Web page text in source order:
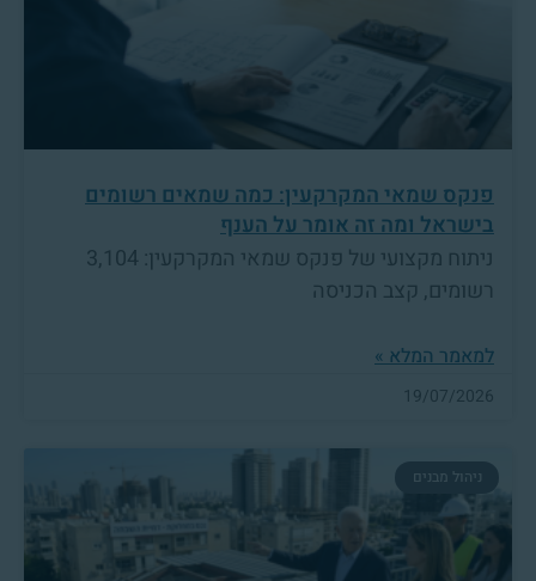
פנקס שמאי המקרקעין: כמה שמאים רשומים
בישראל ומה זה אומר על הענף
ניתוח מקצועי של פנקס שמאי המקרקעין: 3,104
רשומים, קצב הכניסה
למאמר המלא »
19/07/2026
ניהול מבנים